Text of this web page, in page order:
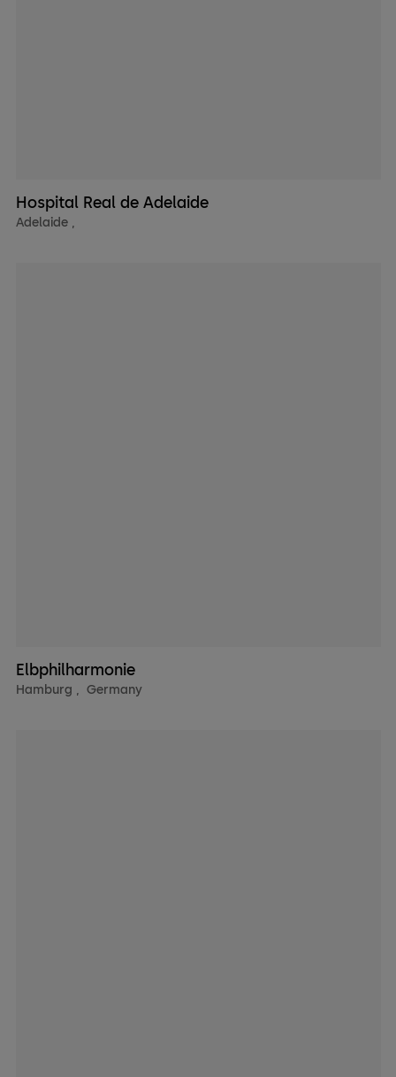
Hospital Real de Adelaide
Adelaide ,
Elbphilharmonie
Hamburg , Germany